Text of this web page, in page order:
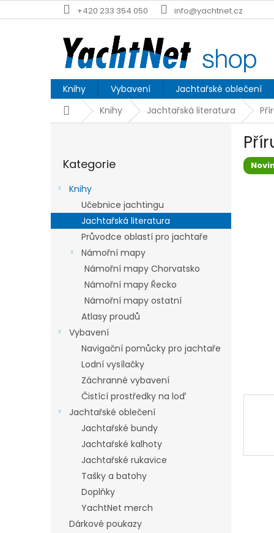
na
+420 233 354 050 info@yachtnet.cz
Knihy Vybavení Jachtařské oblečení
DomůKnihy Jachtařská literatura
n
kategorie
Kategorie
Knihy
Učebnice jachtingu
Jachtařská literatura
Průvodce oblastí pro jachtaře
Námořní mapy
Námořní mapy Chorvatsko
Námořní mapy Řecko
Námořní mapy ostatní
Atlasy proudů
Vybavení
Navigační pomůcky pro jachtaře
Lodní vysílačky
Záchranné vybavení
Čistící prostředky na loď
Jachtařské oblečení
Jachtařské bundy
Jachtařské kalhoty
Jachtařské rukavice
Tašky a batohy
Doplňky
YachtNet merch
Dárkové poukazy